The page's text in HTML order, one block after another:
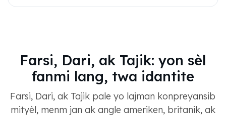
Farsi, Dari, ak Tajik: yon sèl
fanmi lang, twa idantite
Farsi, Dari, ak Tajik pale yo lajman konpreyansib
mityèl, menm jan ak angle ameriken, britanik, ak